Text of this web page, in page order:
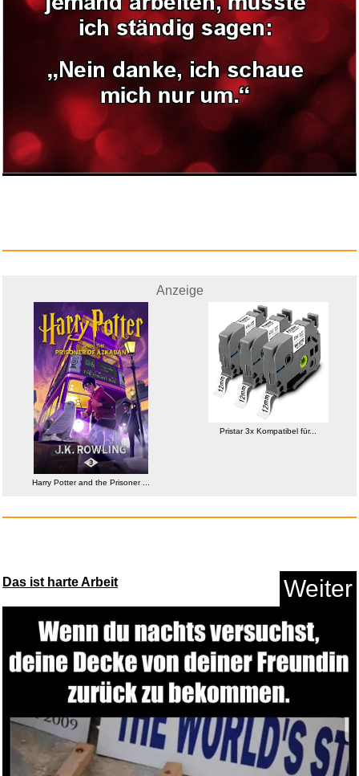
Anzeige
Echtes Gangster-
Anzeige
Liszt: Metanoia...
Anzeige
Anzeige
Harry Potter and the Prisoner ...
Pristar 3x Kompatibel für...
Das ist harte Arbeit Weiter